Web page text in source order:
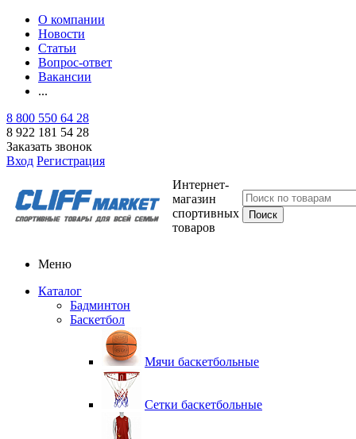
О компании
Новости
Статьи
Вопрос-ответ
Вакансии
...
8 800 550 64 28
8 922 181 54 28
Заказать звонок
Вход Регистрация
Интернет-
магазин
спортивных
товаров
Меню
Каталог
Бадминтон
Баскетбол
Мячи баскетбольные
Сетки баскетбольные